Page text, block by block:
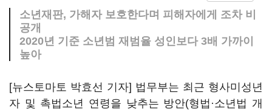
소년재판, 가해자 보호한다며 피해자에게 조차 비
공개
2020년 기준 소년범 재범율 성인보다 3배 가까이
높아
[뉴스토마토 박효선 기자] 법무부는 최근 형사미성년
자 및 촉법소년 연령을 낮추는 방안(형법·소년법 개